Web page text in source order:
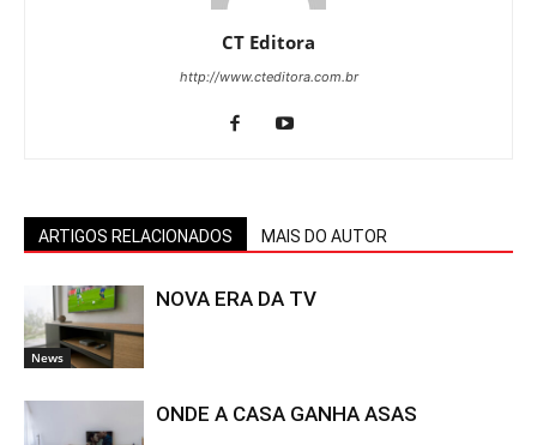
CT Editora
http://www.cteditora.com.br
ARTIGOS RELACIONADOS MAIS DO AUTOR
News
NOVA ERA DA TV
ONDE A CASA GANHA ASAS